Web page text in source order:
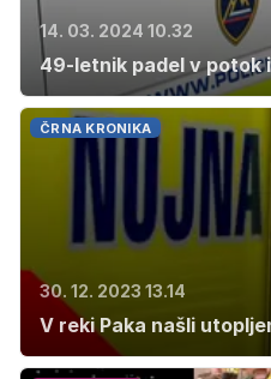
14. 03. 2024 10.32
49-letnik padel v potok
ČRNA KRONIKA
30. 12. 2023 13.14
V reki Paka našli